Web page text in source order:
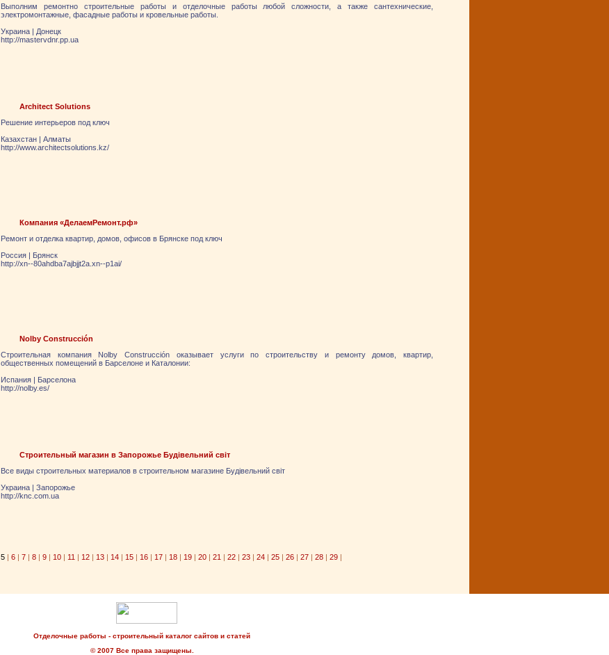
Выполним ремонтно строительные работы и отделочные работы любой сложности, а также сантехнические,
электромонтажные, фасадные работы и кровельные работы.
Украина | Донецк
http://mastervdnr.pp.ua
Architect Solutions
Решение интерьеров под ключ
Казахстан | Алматы
http://www.architectsolutions.kz/
Компания «ДелаемРемонт.рф»
Ремонт и отделка квартир, домов, офисов в Брянске под ключ
Россия | Брянск
http://xn--80ahdba7ajbjjt2a.xn--p1ai/
Nolby Construcción
Строительная компания Nolby Construcción оказывает услуги по строительству и ремонту домов, квартир,
общественных помещений в Барселоне и Каталонии:
Испания | Барселона
http://nolby.es/
Строительный магазин в Запорожье Будівельний світ
Все виды строительных материалов в строительном магазине Будівельний світ
Украина | Запорожье
http://knc.com.ua
5| 6| 7| 8| 9| 10| 11 | 12| 13| 14| 15| 16| 17| 18| 19| 20| 21 | 22| 23| 24| 25| 26| 27| 28| 29|
Отделочные работы - строительный каталог сайтов и статей
© 2007 Все права защищены.